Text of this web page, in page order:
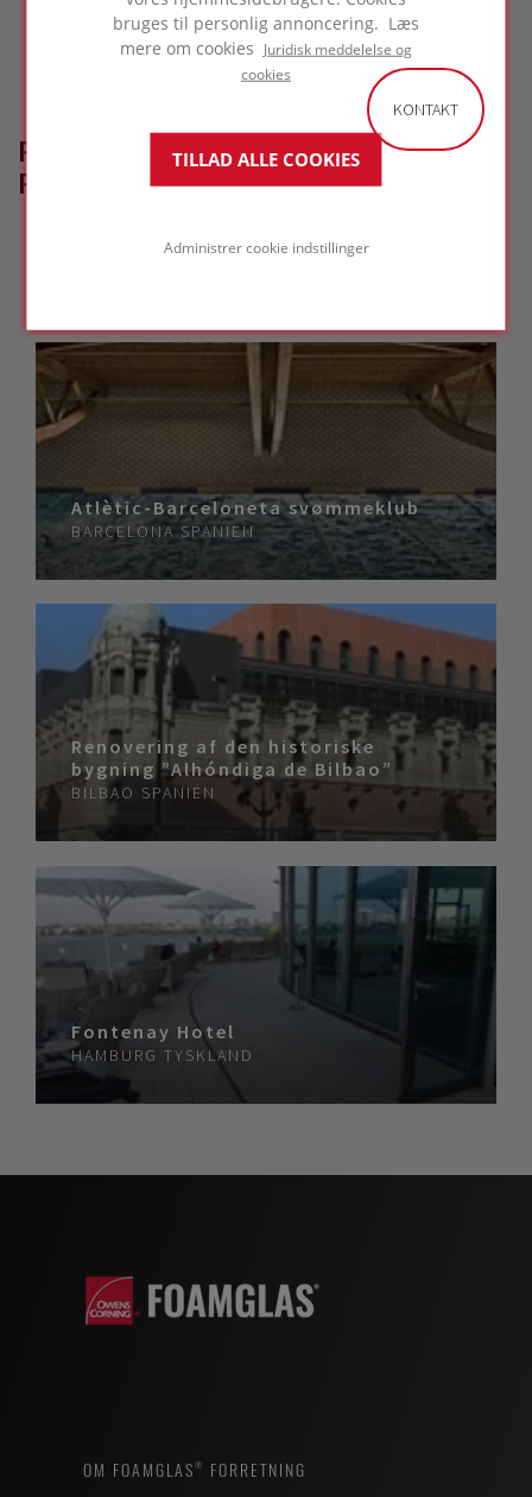
bruges til personlig annoncering. Læs
mere om cookies
Juridisk meddelelse og
cookies
TILLAD ALLE COOKIES
Administrer cookie indstillinger
RELATEREDE
REFERENCEPROJEKTER
Atlètic-Barceloneta svømmeklub
BARCELONA SPANIEN
Renovering af den historiske
bygning ”Alhóndiga de Bilbao”
BILBAO SPANIEN
Fontenay Hotel
HAMBURG TYSKLAND
KONTAKT
OM FOAMGLAS® FORRETNING